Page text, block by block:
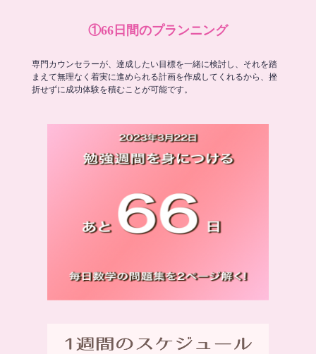
①66日間のプランニング
専門カウンセラーが、達成したい目標を一緒に検討し、それを踏
まえて無理なく着実に進められる計画を作成してくれるから、挫
折せずに成功体験を積むことが可能です。